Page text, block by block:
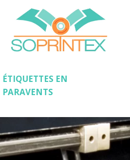
ÉTIQUETTES EN
PARAVENTS